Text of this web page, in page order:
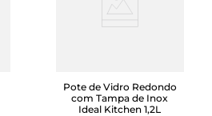
Pote de Vidro Redondo
com Tampa de Inox
Ideal Kitchen 1,2L